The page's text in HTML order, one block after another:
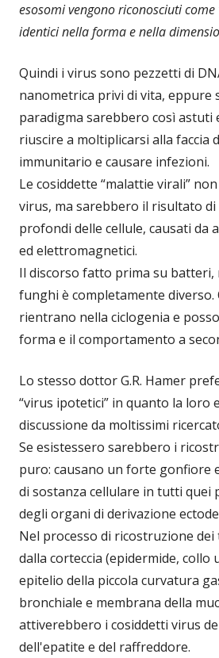
esosomi vengono riconosciuti come
identici nella forma e nella
Quindi i virus sono pezzetti di
nanometrica privi di vita, eppure
paradigma sarebbero così astuti
riuscire a moltiplicarsi alla faccia
immunitario e causare infezioni.
Le cosiddette “malattie virali”
virus, ma sarebbero il risultato di
profondi delle cellule, causati da
ed elettromagnetici.
Il discorso fatto prima su batteri,
funghi è completamente diverso.
rientrano nella ciclogenia e
forma e il comportamento a
Lo stesso dottor G.R. Hamer
“virus ipotetici” in quanto la loro
discussione da moltissimi
Se esistessero sarebbero i
puro: causano un forte gonfiore
di sostanza cellulare in tutti quei
degli organi di derivazione
Nel processo di ricostruzione
dalla corteccia (epidermide,
epitelio della piccola curvatura
bronchiale e membrana della
attiverebbero i cosiddetti virus
dell'epatite e del raffreddore.